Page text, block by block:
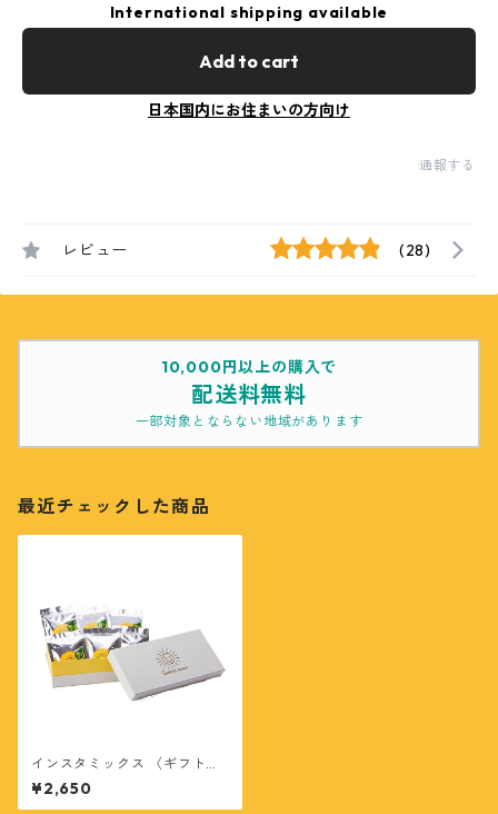
International shipping available
Add to cart
日本国内にお住まいの方向け
通報する
レビュー (28)
10,000円以上の購入で
配送料無料
一部対象とならない地域があります
最近チェックした商品
インスタミックス 〈ギフトボ
ックス l 6個入〉
¥2,650